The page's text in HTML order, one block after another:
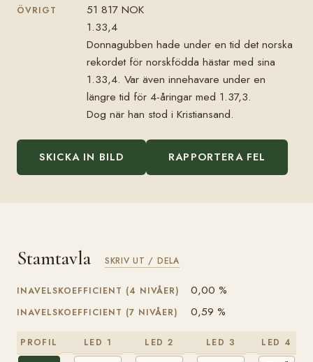
ÖVRIGT
51 817 NOK
1.33,4
Donnagubben hade under en tid det norska
rekordet för norskfödda hästar med sina
1.33,4. Var även innehavare under en
längre tid för 4-åringar med 1.37,3.
Dog när han stod i Kristiansand.
SKICKA IN BILD RAPPORTERA FEL
Stamtavla SKRIV UT / DELA
INAVELSKOEFFICIENT (4 NIVÅER) 0,00 %
INAVELSKOEFFICIENT (7 NIVÅER) 0,59 %
PROFIL LED 1 LED 2 LED 3 LED 4